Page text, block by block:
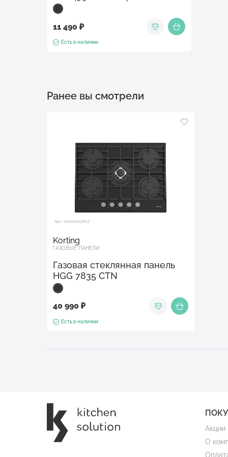
11 490 ₽
Есть в наличии
Ранее вы смотрели
Арт. 00000017807
Korting
ГАЗОВЫЕ ПАНЕЛИ
Газовая стеклянная панель
HGG 7835 CTN
40 990 ₽
Есть в наличии
Акции
О